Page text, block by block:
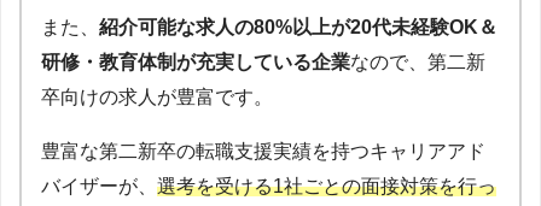
また、 紹介可能な求人の80%以上が20代未経験OK＆
研修・教育体制が充実している企業なので、第二新
卒向けの求人が豊富です。
豊富な第二新卒の転職支援実績を持つキャリアアド
バイザーが、 選考を受ける1社ごとの面接対策を行っ